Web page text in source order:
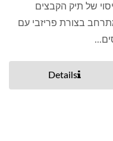
של תיק הקבצים
בצורת פריזבי עם
Details